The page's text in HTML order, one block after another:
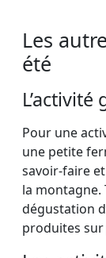
Les
été
Pour une
une petite
savoir-faire
la montagne.
dégustation
produites sur